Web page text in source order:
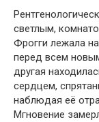
светлым,
Фрогги лежала
перед всем
другая
сердцем,
наблюдая её
Мгновение